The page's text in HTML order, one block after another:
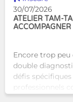
30/07/2026
ATELIER TAM-
Encore trop peu
double
défis spécifiques
professionnels